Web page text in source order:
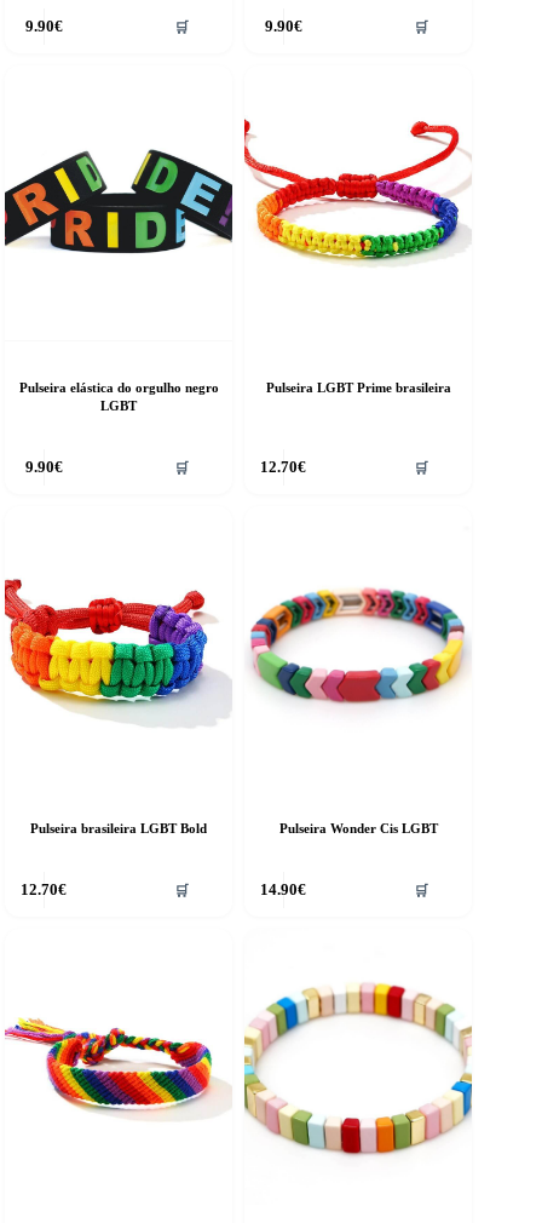
9.90€ 🛒 9.90€ 🛒
Pulseira elástica do orgulho negro
LGBT
9.90€ 🛒
Pulseira LGBT Prime brasileira
12.70€ 🛒
Pulseira brasileira LGBT Bold
12.70€ 🛒
Pulseira Wonder Cis LGBT
14.90€ 🛒